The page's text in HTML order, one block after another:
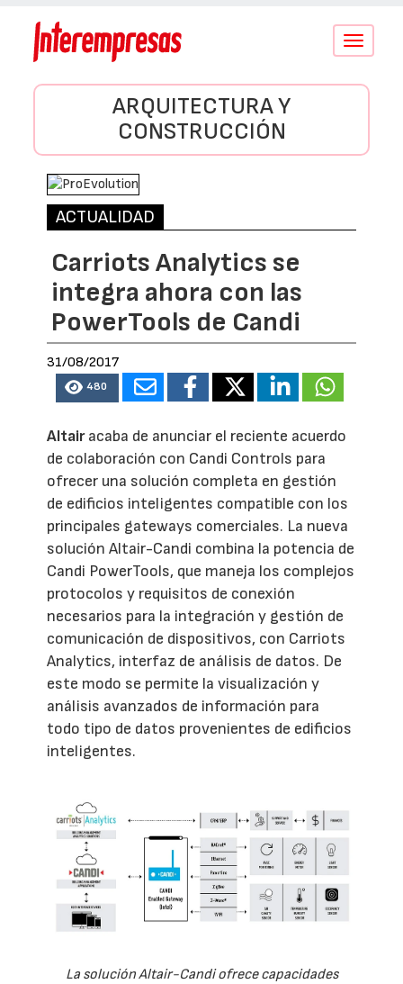
Conmutar
ARQUITECTURA Y
CONSTRUCCIÓN
ACTUALIDAD
Carriots Analytics se
integra ahora con las
PowerTools de Candi
31/08/2017
480
Altairacaba de anunciar el reciente acuerdo
de colaboración con Candi Controls para
ofrecer una solución completa en gestión
de edificios inteligentes compatible con los
principales gateways comerciales. La nueva
solución Altair-Candi combina la potencia de
Candi PowerTools, que maneja los complejos
protocolos y requisitos de conexión
necesarios para la integración y gestión de
comunicación de dispositivos, con Carriots
Analytics, interfaz de análisis de datos. De
este modo se permite la visualización y
análisis avanzados de información para
todo tipo de datos provenientes de edificios
inteligentes.
La solución Altair-Candi ofrece capacidades